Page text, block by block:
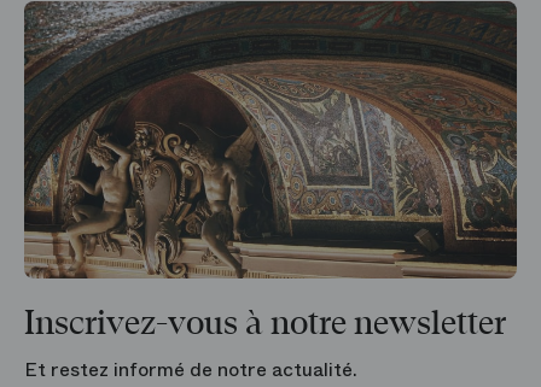
Inscrivez-vous à notre newsletter
Et restez informé de notre actualité.